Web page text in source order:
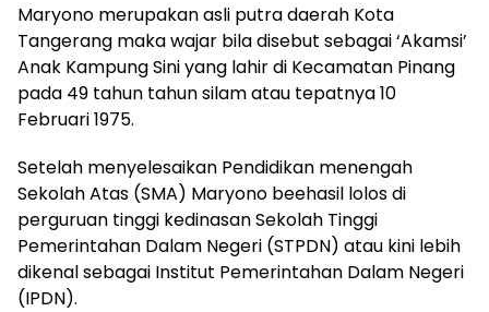
Maryono merupakan asli putra daerah Kota
Tangerang maka wajar bila disebut sebagai ‘Akamsi’
Anak Kampung Sini yang lahir di Kecamatan Pinang
pada 49 tahun tahun silam atau tepatnya 10
Februari 1975.
Setelah menyelesaikan Pendidikan menengah
Sekolah Atas (SMA) Maryono beehasil lolos di
perguruan tinggi kedinasan Sekolah Tinggi
Pemerintahan Dalam Negeri (STPDN) atau kini lebih
dikenal sebagai Institut Pemerintahan Dalam Negeri
(IPDN).